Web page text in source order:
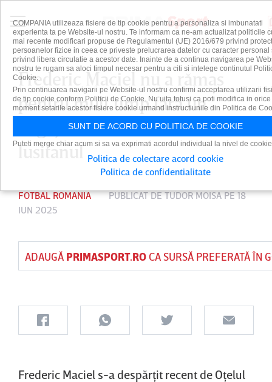
Frederic Maciel nu a rămas
pentru mult timp fără un
angajament! Cu cine a semnat
lusitanul
FOTBAL ROMANIA PUBLICAT DETUDOR MOISAPE 18
IUN 2025
ADAUGĂ PRIMASPORT.ROCA SURSĂ PREFERATĂ ÎN
Frederic Maciel s-a despărţit recent de Oţelul
COMPANIA utilizeaza fisiere de tip cookie pentru a personaliza si imbunatati
experienta ta pe Website-ul nostru. Te informam ca ne-am actualizat politicile
mai recente modificari propuse de Regulamentul (UE) 2016/679 privind
persoanelor fizice in ceea ce priveste prelucrarea datelor cu caracter personal
privind libera circulatie a acestor date. Inainte de a continua navigarea pe
nostru te rugam sa aloci timpul necesar pentru a citi si intelege continutul
Cookie.
Prin continuarea navigarii pe Website-ul nostru confirmi acceptarea utilizarii
de tip cookie conform Politicii de Cookie. Nu uita totusi ca poti modifica in orice
moment setarile acestor fisiere cookie urmand instructiunile din Politica de
SUNT DE ACORD CU POLITICA DE COOKIE
Puteti merge chiar acum si sa va exprimati acordul individual la nivel de
Politica de colectare acord cookie
Politica de confidentialitate